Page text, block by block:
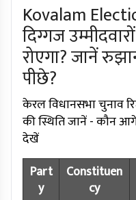
Kovalam
दिग्गज
रोएगा? जानें
पीछे?
केरल विधानसभा चुनाव
की स्थिति जानें - कौन
देखें
Part
y
Constituen
cy